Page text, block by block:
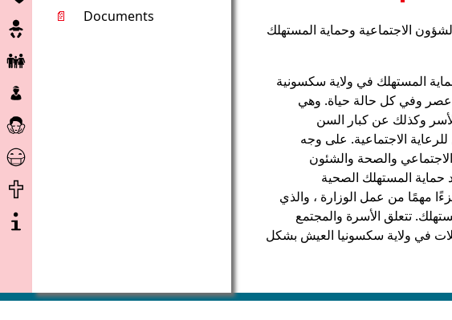
📄
Documents
حمل
الطفل
والأسرة
الأطفال
والقصر
العناية
والاهتمام
مساعدة
في
حالة
الكورونا
نهاية
الحياة
عن
المشروع
الاجتماعية وحماية المستهلك
المستهلك في ولاية سكسونية
عصر وفي كل حالة حياة. وهي
وكذلك عن كبار السن
الاجتماعية. على وجه
والصحة والشئون
المستهلك الصحية
مهمًا من عمل الوزارة ، والذي
تتعلق الأسرة والمجتمع
في ولاية سكسونيا العيش بشكل